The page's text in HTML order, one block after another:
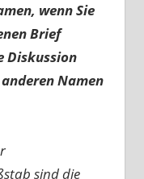
wenn Sie
Brief
Diskussion
Namen
sind die